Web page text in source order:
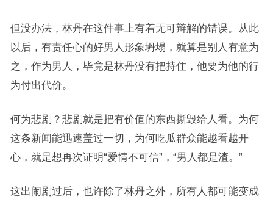
但没办法，林丹在这件事上有着无可辩解的错误。从此
以后，有责任心的好男人形象坍塌，就算是别人有意为
之，作为男人，毕竟是林丹没有把持住，他要为他的行
为付出代价。
何为悲剧？悲剧就是把有价值的东西撕毁给人看。为何
这条新闻能迅速盖过一切，为何吃瓜群众能越看越开
心，就是想再次证明“爱情不可信”，“男人都是渣。”
这出闹剧过后，也许除了林丹之外，所有人都可能变成